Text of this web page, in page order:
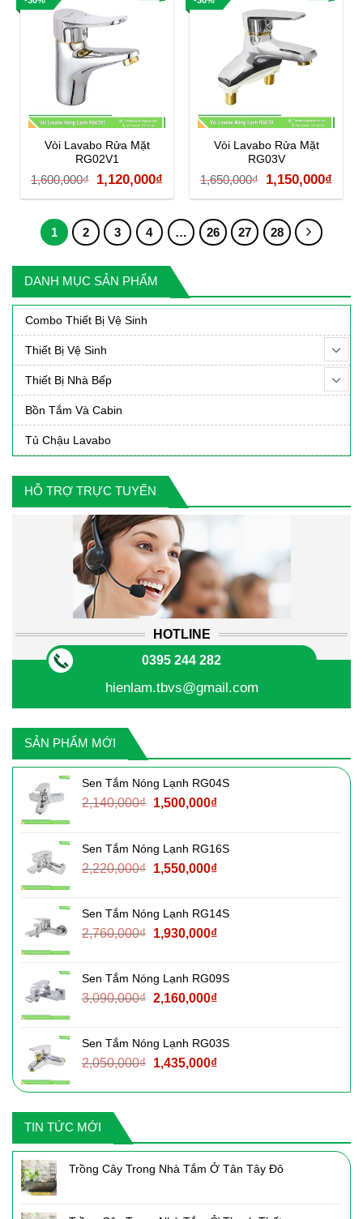
2,070,000₫. 1,400,000₫.
Vòi Lavabo Rửa Mặt
RG02V1
1,600,000₫
Giá
gốc
là:
1,600,000₫.
1,120,000₫
hiện
tại
là:
1,120,000₫.
Vòi Lavabo Rửa Mặt
RG03V
1,650,000₫
Giá
gốc
là:
1,650,000₫.
1,150,000₫
hiện
1 2 3 4 … 26 27 28
DANH MỤC SẢN PHẨM
Combo Thiết Bị Vệ Sinh
Thiết Bị Vệ Sinh
Thiết Bị Nhà Bếp
Bồn Tắm Và Cabin
Tủ Chậu Lavabo
HỖ TRỢ TRỰC TUYẾN
HOTLINE
0395 244 282
hienlam.tbvs@gmail.com
SẢN PHẨM MỚI
Sen Tắm Nóng Lạnh RG04S
2,140,000₫ Giá
2,140,000₫.
1,500,000₫Giá
là:
1,500,000₫.
Sen Tắm Nóng Lạnh RG16S
2,220,000₫ Giá
2,220,000₫.
1,550,000₫Giá
là:
1,550,000₫.
Sen Tắm Nóng Lạnh RG14S
2,760,000₫ Giá
2,760,000₫.
1,930,000₫Giá
là:
1,930,000₫.
Sen Tắm Nóng Lạnh RG09S
3,090,000₫ Giá
3,090,000₫.
2,160,000₫Giá
là:
2,160,000₫.
Sen Tắm Nóng Lạnh RG03S
2,050,000₫ Giá
là:
1,435,000₫Giá
tại
TIN TỨC MỚI
Trồng Cây Trong Nhà Tắm Ở Tân Tây Đô